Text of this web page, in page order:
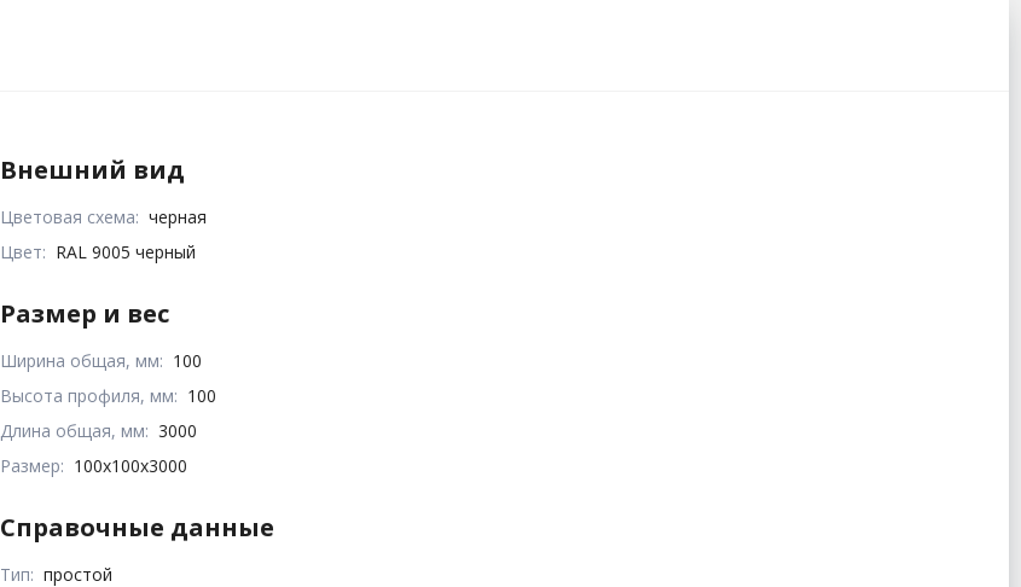
Внешний вид
Цветовая схема: черная
Цвет: RAL 9005 черный
Размер и вес
Ширина общая, мм: 100
Высота профиля, мм: 100
Длина общая, мм: 3000
Размер: 100x100x3000
Справочные данные
Тип: простой